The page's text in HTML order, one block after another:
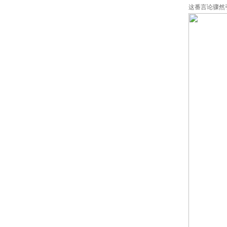
这番言论骤然